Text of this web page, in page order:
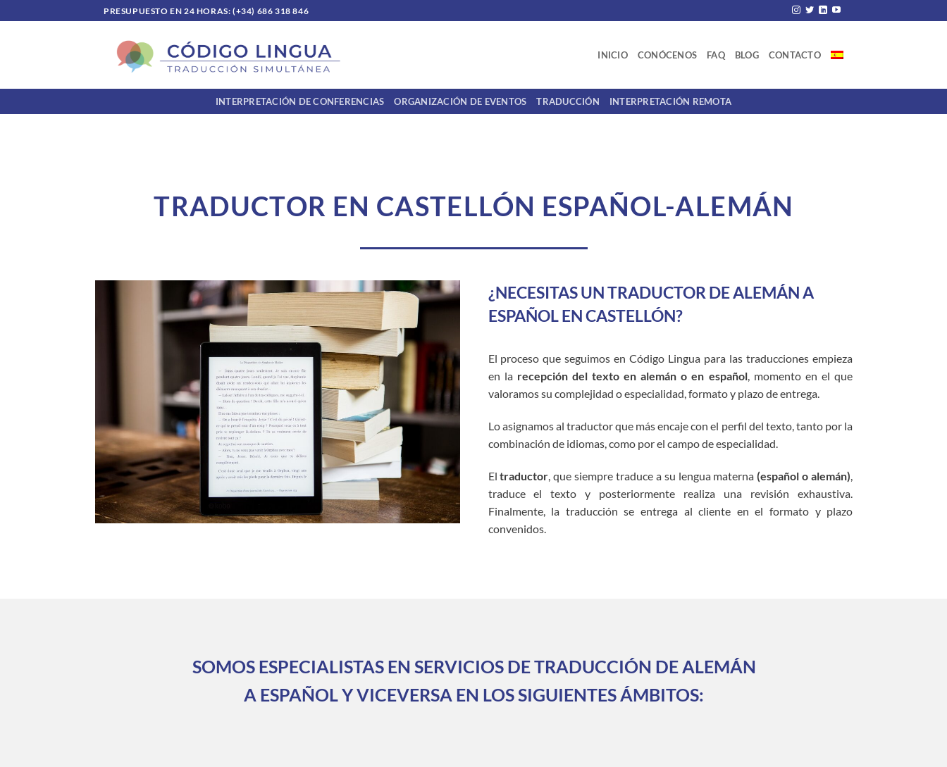
al
PRESUPUESTO EN 24 HORAS: (+34) 686 318 846
INICIO CONÓCENOS FAQ BLOG CONTACTO
INTERPRETACIÓN DE CONFERENCIAS ORGANIZACIÓN DE EVENTOS TRADUCCIÓN INTERPRETACIÓN REMOTA
TRADUCTOR EN CASTELLÓN ESPAÑOL-ALEMÁN
¿NECESITAS UN TRADUCTOR DE ALEMÁN A
ESPAÑOL EN CASTELLÓN?
El proceso que seguimos en Código Lingua para las traducciones empieza
en la recepción del texto en alemán o en español, momento en el que
valoramos su complejidad o especialidad, formato y plazo de entrega.
Lo asignamos al traductor que más encaje con el perfil del texto, tanto por la
combinación de idiomas, como por el campo de especialidad.
Eltraductor , que siempre traduce a su lengua materna(español o alemán)
traduce el texto y posteriormente realiza una revisión exhaustiva.
Finalmente, la traducción se entrega al cliente en el formato y plazo
convenidos.
SOMOS ESPECIALISTAS EN SERVICIOS DE TRADUCCIÓN DE ALEMÁN
A ESPAÑOL Y VICEVERSA EN LOS SIGUIENTES ÁMBITOS: